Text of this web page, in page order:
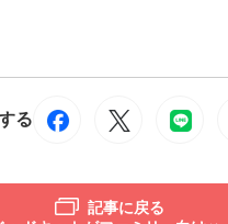
る
記事に戻る